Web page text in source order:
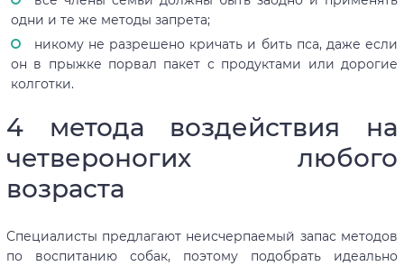
одни и те же методы запрета;
никому не разрешено кричать и бить пса, даже если
он в прыжке порвал пакет с продуктами или дорогие
колготки.
4 метода воздействия на
четвероногих любого
возраста
Специалисты предлагают неисчерпаемый запас методов
по воспитанию собак, поэтому подобрать идеально